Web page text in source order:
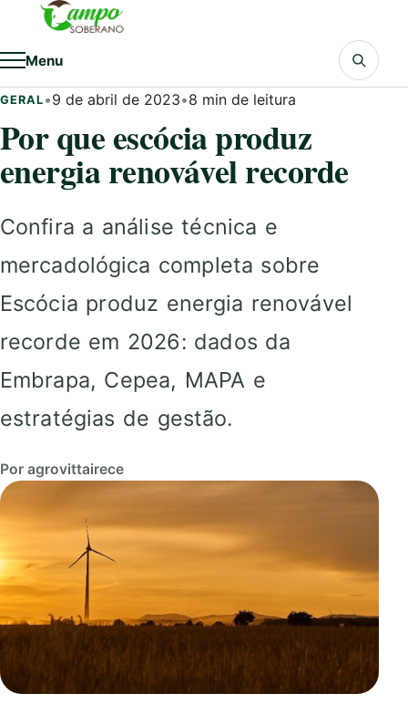
Pular para o conteúdo
Menu
GERAL •9 de abril de 2023•8 min de leitura
Por que escócia produz
energia renovável recorde
Confira a análise técnica e
mercadológica completa sobre
Escócia produz energia renovável
recorde em 2026: dados da
Embrapa, Cepea, MAPA e
estratégias de gestão.
Por agrovittairece